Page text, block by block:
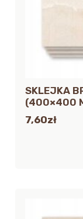
SKLEJKA
(400×400
7,60zł